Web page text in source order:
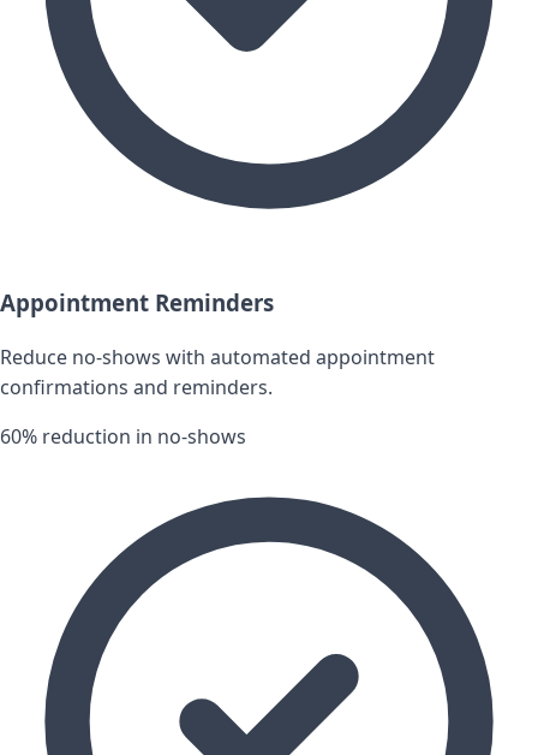
Appointment Reminders
Reduce no-shows with automated appointment
confirmations and reminders.
60% reduction in no-shows